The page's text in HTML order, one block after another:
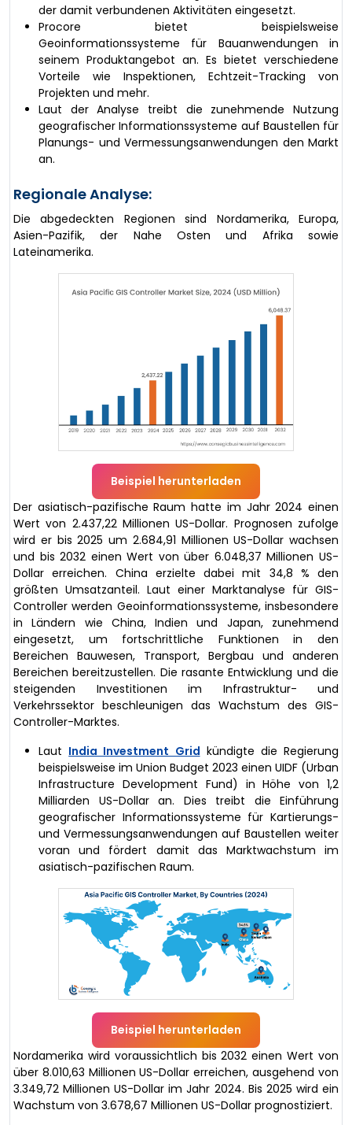
der damit verbundenen Aktivitäten eingesetzt.
Procore bietet beispielsweise
Geoinformationssysteme für Bauanwendungen in
seinem Produktangebot an. Es bietet verschiedene
Vorteile wie Inspektionen, Echtzeit-Tracking von
Projekten und mehr.
Laut der Analyse treibt die zunehmende Nutzung
geografischer Informationssysteme auf Baustellen für
Planungs- und Vermessungsanwendungen den Markt
an.
Regionale Analyse:
Die abgedeckten Regionen sind Nordamerika, Europa,
Asien-Pazifik, der Nahe Osten und Afrika sowie
Lateinamerika.
Beispiel herunterladen
Der asiatisch-pazifische Raum hatte im Jahr 2024 einen
Wert von 2.437,22 Millionen US-Dollar. Prognosen zufolge
wird er bis 2025 um 2.684,91 Millionen US-Dollar wachsen
und bis 2032 einen Wert von über 6.048,37 Millionen US-
Dollar erreichen. China erzielte dabei mit 34,8 % den
größten Umsatzanteil. Laut einer Marktanalyse für GIS-
Controller werden Geoinformationssysteme, insbesondere
in Ländern wie China, Indien und Japan, zunehmend
eingesetzt, um fortschrittliche Funktionen in den
Bereichen Bauwesen, Transport, Bergbau und anderen
Bereichen bereitzustellen. Die rasante Entwicklung und die
steigenden Investitionen im Infrastruktur- und
Verkehrssektor beschleunigen das Wachstum des GIS-
Controller-Marktes.
Laut India Investment Grid kündigte die Regierung
beispielsweise im Union Budget 2023 einen UIDF (Urban
Infrastructure Development Fund) in Höhe von 1,2
Milliarden US-Dollar an. Dies treibt die Einführung
geografischer Informationssysteme für Kartierungs-
und Vermessungsanwendungen auf Baustellen weiter
voran und fördert damit das Marktwachstum im
asiatisch-pazifischen Raum.
Beispiel herunterladen
Nordamerika wird voraussichtlich bis 2032 einen Wert von
über 8.010,63 Millionen US-Dollar erreichen, ausgehend von
3.349,72 Millionen US-Dollar im Jahr 2024. Bis 2025 wird ein
Wachstum von 3.678,67 Millionen US-Dollar prognostiziert.